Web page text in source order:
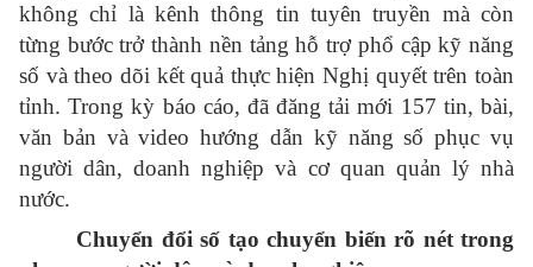
không chỉ là kênh thông tin tuyên truyền mà còn
từng bước trở thành nền tảng hỗ trợ phổ cập kỹ năng
số và theo dõi kết quả thực hiện Nghị quyết trên toàn
tỉnh. Trong kỳ báo cáo, đã đăng tải mới 157 tin, bài,
văn bản và video hướng dẫn kỹ năng số phục vụ
người dân, doanh nghiệp và cơ quan quản lý nhà
nước.
Chuyển đổi số tạo chuyển biến rõ nét trong